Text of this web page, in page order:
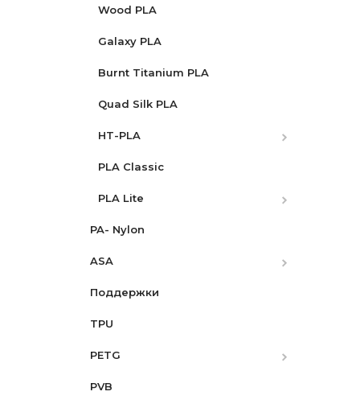
Wood PLA
Galaxy PLA
Burnt Titanium PLA
Quad Silk PLA
HT-PLA
HT-PLA-GF
PLA Classic
PLA Lite
PLA Lite Rainbow
PA- Nylon
ASA
ASA-CF
ASA-GF
Поддержки
TPU
PETG
PETG-CF
PVB